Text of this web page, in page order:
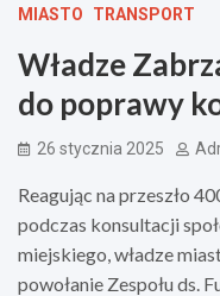
MIASTO TRANSPORT
Władze
do poprawy
26 stycznia 2025
Reagując na przeszło
podczas konsultacji
miejskiego, władze
powołanie Zespołu ds.